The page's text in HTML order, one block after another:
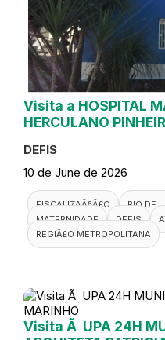
Visita a HOSPITAL
HERCULANO
DEFIS
10 de June de 2026
FISCALIZAÃ§Ã£O
RIO DE
MATERNIDADE
DEFIS
REGIÃ£O METROPOLITANA
Visita Ã UPA 24H